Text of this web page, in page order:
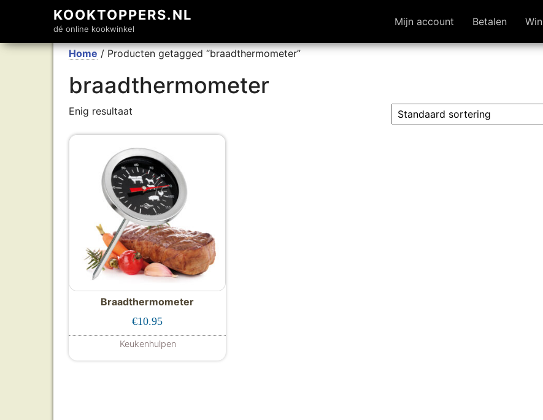
KOOKTOPPERS.NL
dé online kookwinkel
Mijn account Betalen
Home / Producten getagged “braadthermometer”
braadthermometer
Enig resultaat
Braadthermometer
€10.95
Keukenhulpen